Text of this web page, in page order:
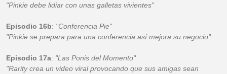
"Pinkie debe lidiar con unas galletas vivientes"
Episodio 16b: "Conferencia Pie"
"Pinkie se prepara para una conferencia así mejora su negocio"
Episodio 17a: "Las Ponis del Momento"
"Rarity crea un video viral provocando que sus amigas sean